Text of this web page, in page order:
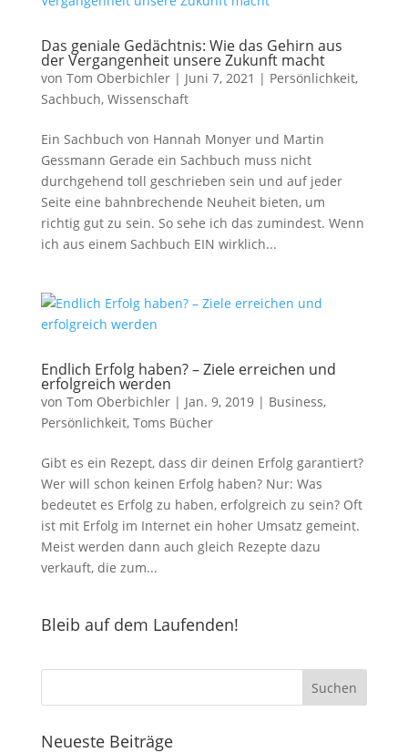
Das geniale Gedächtnis: Wie das Gehirn aus
der Vergangenheit unsere Zukunft macht
von Tom Oberbichler| Juni 7, 2021 | Persönlichkeit,
Sachbuch, Wissenschaft
Ein Sachbuch von Hannah Monyer und Martin
Gessmann Gerade ein Sachbuch muss nicht
durchgehend toll geschrieben sein und auf jeder
Seite eine bahnbrechende Neuheit bieten, um
richtig gut zu sein. So sehe ich das zumindest. Wenn
ich aus einem Sachbuch EIN wirklich...
Endlich Erfolg haben? – Ziele erreichen und
erfolgreich werden
von Tom Oberbichler| Jan. 9, 2019| Business,
Persönlichkeit, Toms Bücher
Gibt es ein Rezept, dass dir deinen Erfolg garantiert?
Wer will schon keinen Erfolg haben? Nur: Was
bedeutet es Erfolg zu haben, erfolgreich zu sein? Oft
ist mit Erfolg im Internet ein hoher Umsatz gemeint.
Meist werden dann auch gleich Rezepte dazu
verkauft, die zum...
Bleib auf dem Laufenden!
Neueste Beiträge